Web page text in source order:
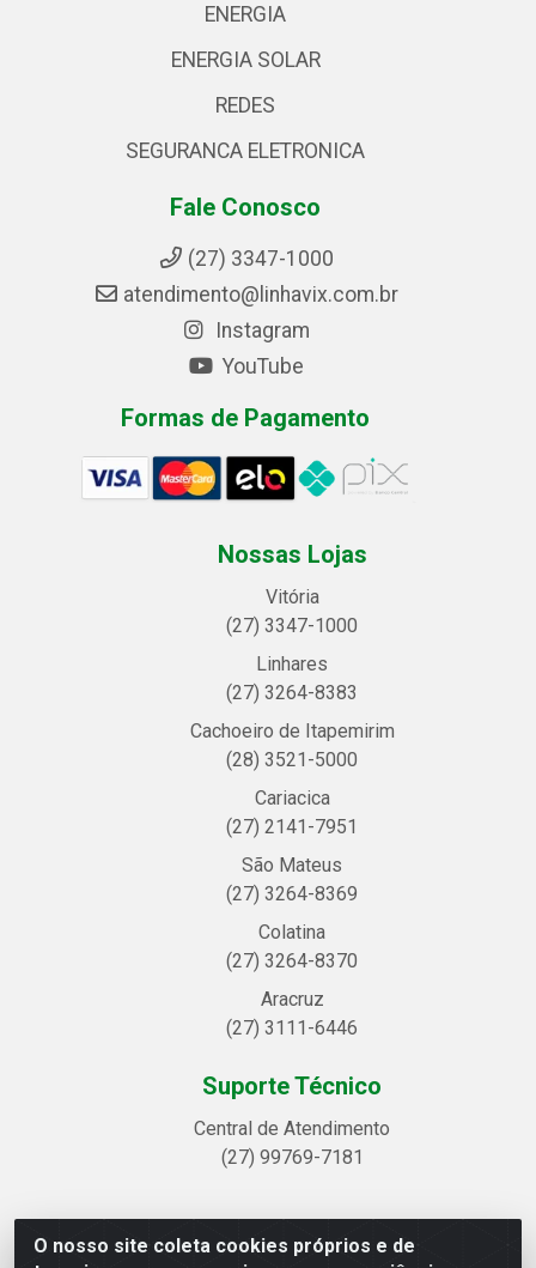
O nosso site coleta cookies próprios e de
ENERGIA
ENERGIA SOLAR
REDES
SEGURANCA ELETRONICA
Fale Conosco
(27) 3347-1000
atendimento@linhavix.com.br
Instagram
YouTube
Formas de Pagamento
Nossas Lojas
Vitória
(27) 3347-1000
Linhares
(27) 3264-8383
Cachoeiro de Itapemirim
(28) 3521-5000
Cariacica
(27) 2141-7951
São Mateus
(27) 3264-8369
Colatina
(27) 3264-8370
Aracruz
(27) 3111-6446
Suporte Técnico
Central de Atendimento
(27) 99769-7181
Linhavix Distribuidora LTDA - Avenida Alegre, 2521 -